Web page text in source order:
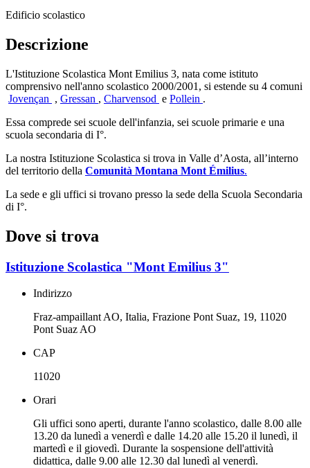
Edificio scolastico
Descrizione
L'Istituzione Scolastica Mont Emilius 3, nata come istituto
comprensivo nell'anno scolastico 2000/2001, si estende su 4 comuni
Jovençan , Gressan , Charvensod e Pollein .
Essa comprede sei scuole dell'infanzia, sei scuole primarie e una
scuola secondaria di I°.
La nostra Istituzione Scolastica si trova in Valle d’Aosta, all’interno
del territorio della Comunità Montana Mont Émilius.
La sede e gli uffici si trovano presso la sede della Scuola Secondaria
di I°.
Dove si trova
Istituzione Scolastica "Mont Emilius 3"
Indirizzo
Fraz-ampaillant AO, Italia, Frazione Pont Suaz, 19, 11020
Pont Suaz AO
CAP
11020
Orari
Gli uffici sono aperti, durante l'anno scolastico, dalle 8.00 alle
13.20 da lunedì a venerdì e dalle 14.20 alle 15.20 il lunedì, il
martedì e il giovedì. Durante la sospensione dell'attività
didattica, dalle 9.00 alle 12.30 dal lunedì al venerdì.